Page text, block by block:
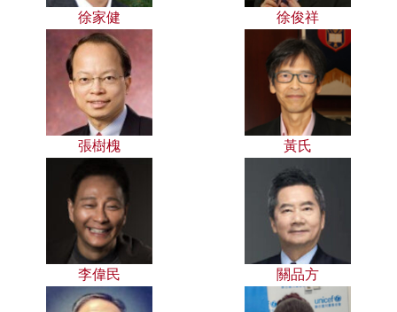
徐家健 徐俊祥
張樹槐 黃氏
李偉民 關品方